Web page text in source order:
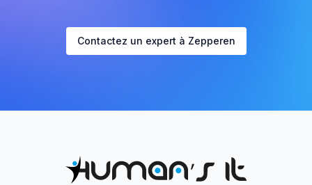
Contactez un expert à Zepperen